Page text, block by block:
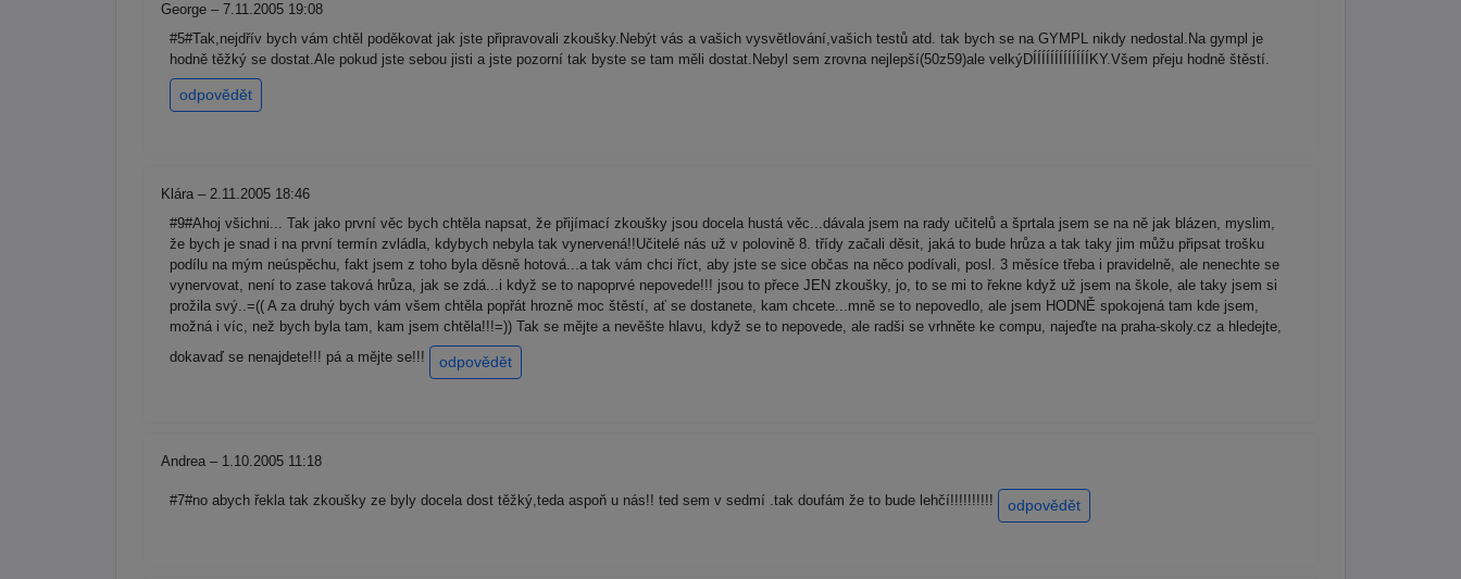
George – 7.11.2005 19:08
#5#Tak,nejdřív bych vám chtěl poděkovat jak jste připravovali zkoušky.Nebýt vás a vašich vysvětlování,vašich testů atd. tak bych se na GYMPL nikdy nedostal.Na gympl je
hodně těžký se dostat.Ale pokud jste sebou jisti a jste pozorní tak byste se tam měli dostat.Nebyl sem zrovna nejlepší(50z59)ale velkýDÍÍÍÍÍÍÍÍÍÍÍÍÍKY.Všem přeju hodně štěstí.
odpovědět
Klára – 2.11.2005 18:46
#9#Ahoj všichni... Tak jako první věc bych chtěla napsat, že přijímací zkoušky jsou docela hustá věc...dávala jsem na rady učitelů a šprtala jsem se na ně jak blázen, myslim,
že bych je snad i na první termín zvládla, kdybych nebyla tak vynervená!!Učitelé nás už v polovině 8. třídy začali děsit, jaká to bude hrůza a tak taky jim můžu připsat trošku
podílu na mým neúspěchu, fakt jsem z toho byla děsně hotová...a tak vám chci říct, aby jste se sice občas na něco podívali, posl. 3 měsíce třeba i pravidelně, ale nenechte se
vynervovat, není to zase taková hrůza, jak se zdá...i když se to napoprvé nepovede!!! jsou to přece JEN zkoušky, jo, to se mi to řekne když už jsem na škole, ale taky jsem si
prožila svý..=(( A za druhý bych vám všem chtěla popřát hrozně moc štěstí, ať se dostanete, kam chcete...mně se to nepovedlo, ale jsem HODNĚ spokojená tam kde jsem,
možná i víc, než bych byla tam, kam jsem chtěla!!!=)) Tak se mějte a nevěšte hlavu, když se to nepovede, ale radši se vrhněte ke compu, najeďte na praha-skoly.cz a hledejte,
dokavaď se nenajdete!!! pá a mějte se!!!
odpovědět
Andrea – 1.10.2005 11:18
#7#no abych řekla tak zkoušky ze byly docela dost těžký,teda aspoň u nás!! ted sem v sedmí .tak doufám že to bude lehčí!!!!!!!!!! odpovědět